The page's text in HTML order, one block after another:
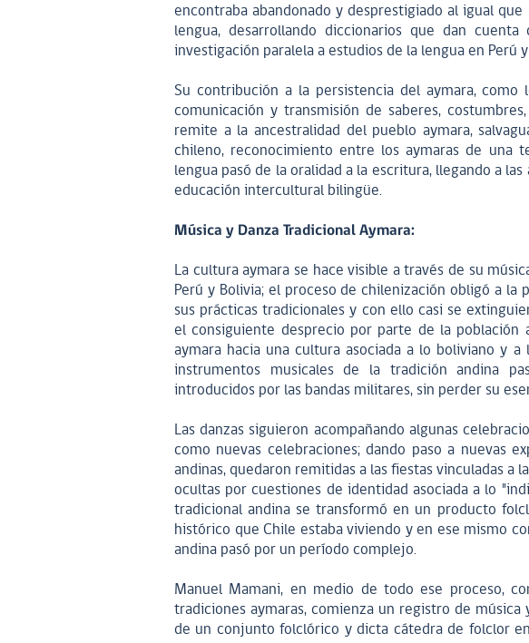
encontraba abandonado y desprestigiado al igual
lengua, desarrollando diccionarios que dan
investigación paralela a estudios de la lengua en Perú
Su contribución a la persistencia del aymara, como
comunicación y transmisión de saberes,
remite a la ancestralidad del pueblo aymara,
chileno, reconocimiento entre los aymaras de una
lengua pasó de la oralidad a la escritura, llegando a
educación intercultural bilingüe.
Música y Danza Tradicional Aymara:
La cultura aymara se hace visible a través de su
Perú y Bolivia; el proceso de chilenización obligó a la
sus prácticas tradicionales y con ello casi se
el consiguiente desprecio por parte de la población
aymara hacia una cultura asociada a lo boliviano y
instrumentos musicales de la tradición andina
introducidos por las bandas militares, sin perder su
Las danzas siguieron acompañando algunas
como nuevas celebraciones; dando paso a nuevas
andinas, quedaron remitidas a las fiestas vinculadas a
ocultas por cuestiones de identidad asociada a lo
tradicional andina se transformó en un producto
histórico que Chile estaba viviendo y en ese mismo
andina pasó por un período complejo.
Manuel Mamani, en medio de todo ese proceso,
tradiciones aymaras, comienza un registro de música
de un conjunto folclórico y dicta cátedra de folclor